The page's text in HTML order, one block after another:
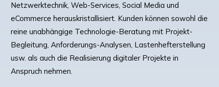
Netzwerktechnik, Web-Services, Social Media und
eCommerce herauskristallisiert. Kunden können sowohl die
reine unabhängige Technologie-Beratung mit Projekt-
Begleitung, Anforderungs-Analysen, Lastenhefterstellung
usw. als auch die Realisierung digitaler Projekte in
Anspruch nehmen.